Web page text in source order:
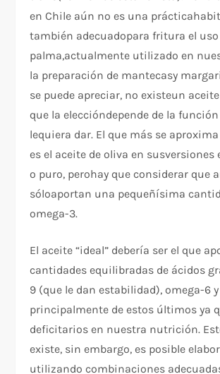
en Chile aún no es una
también adecuadopara fritura el uso
palma,actualmente utilizado en
la preparación de mantecasy
se puede apreciar, no existeun
que la eleccióndepende de la
lequiera dar. El que más se
es el aceite de oliva en susversiones
o puro, perohay que considerar que
sóloaportan una pequeñísima
omega-3.
El aceite “ideal” debería ser el que
cantidades equilibradas de ácidos
9 (que le dan estabilidad), omega-6
principalmente de estos últimos ya
deficitarios en nuestra nutrición.
existe, sin embargo, es posible
utilizando combinaciones